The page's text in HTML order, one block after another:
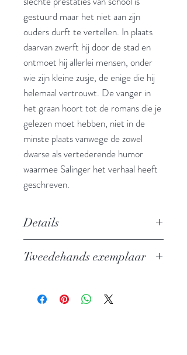
gestuurd maar het niet aan zijn
ouders durft te vertellen. In plaats
daarvan zwerft hij door de stad en
ontmoet hij allerlei mensen, onder
wie zijn kleine zusje, de enige die hij
helemaal vertrouwt. De vanger in
het graan hoort tot de romans die je
gelezen moet hebben, niet in de
minste plaats vanwege de zowel
dwarse als vertederende humor
waarmee Salinger het verhaal heeft
geschreven.
Details
Uitgever: Meulenhoff
Vertaling: Johan Hos
Tweedehands exemplaar